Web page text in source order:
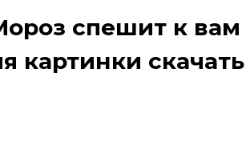
спешит к
картинки скачать